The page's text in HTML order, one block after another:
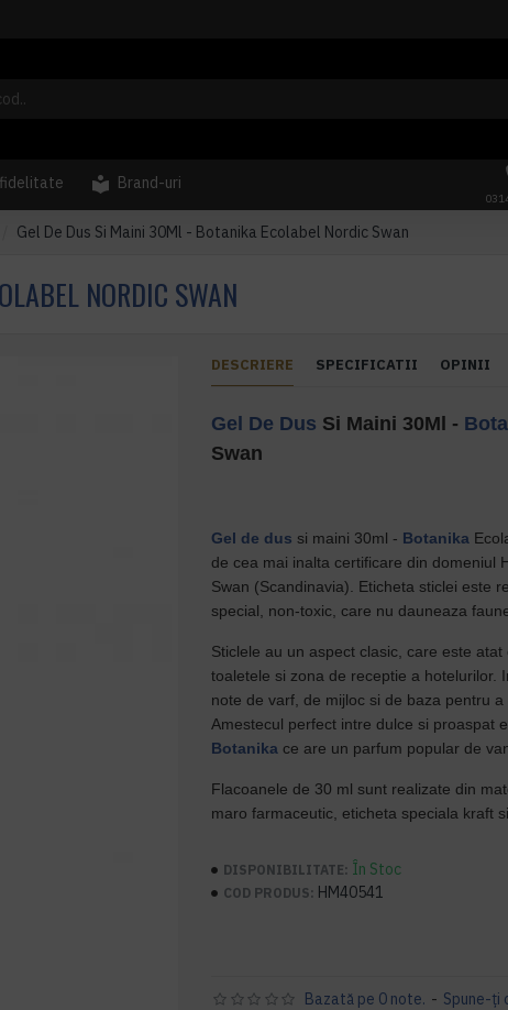
Brand-uri
Gel De Dus Si Maini 30Ml - Botanika Ecolabel Nordic Swan
NORDIC SWAN
DESCRIERE SPECIFICATII OPINII
Gel De Dus Si Maini 30Ml -
Swan
Gel de dus si maini 30ml - Botanika
de cea mai inalta certificare din domeniul
Swan (Scandinavia). Eticheta sticlei este
special, non-toxic, care nu dauneaza
Sticlele au un aspect clasic, care este
toaletele si zona de receptie a hotelurilor.
note de varf, de mijloc si de baza pentru
Amestecul perfect intre dulce si proaspat
Botanika ce are un parfum popular de
Flacoanele de 30 ml sunt realizate din
maro farmaceutic, eticheta speciala kraft
DISPONIBILITATE: În Stoc
COD PRODUS: HM40541
Bazată pe 0 note. - Spune-ţi